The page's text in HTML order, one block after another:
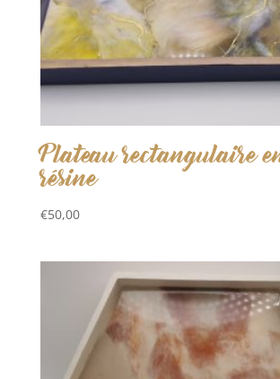
Plateau rectangulaire
résine
€50,00